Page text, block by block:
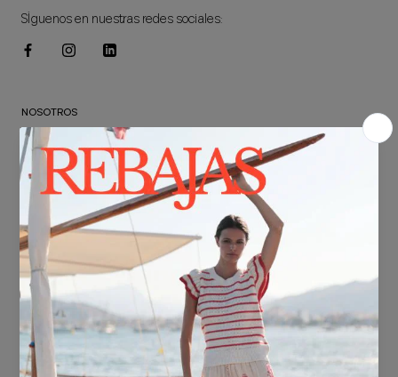
SÍguenos en nuestras redes sociales:
NOSOTROS
CONÓCENOS
ACCESO B2B
PREVENTA
CENTRO DE AYUDA
BLOG
CONTACTO
LEGAL